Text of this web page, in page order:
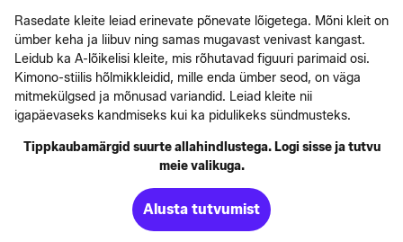
Rasedate kleite leiad erinevate põnevate lõigetega. Mõni kleit on
ümber keha ja liibuv ning samas mugavast venivast kangast.
Leidub ka A-lõikelisi kleite, mis rõhutavad figuuri parimaid osi.
Kimono-stiilis hõlmikkleidid, mille enda ümber seod, on väga
mitmekülgsed ja mõnusad variandid. Leiad kleite nii
igapäevaseks kandmiseks kui ka pidulikeks sündmusteks.
Tippkaubamärgid suurte allahindlustega. Logi sisse ja tutvu
meie valikuga.
Alusta tutvumist